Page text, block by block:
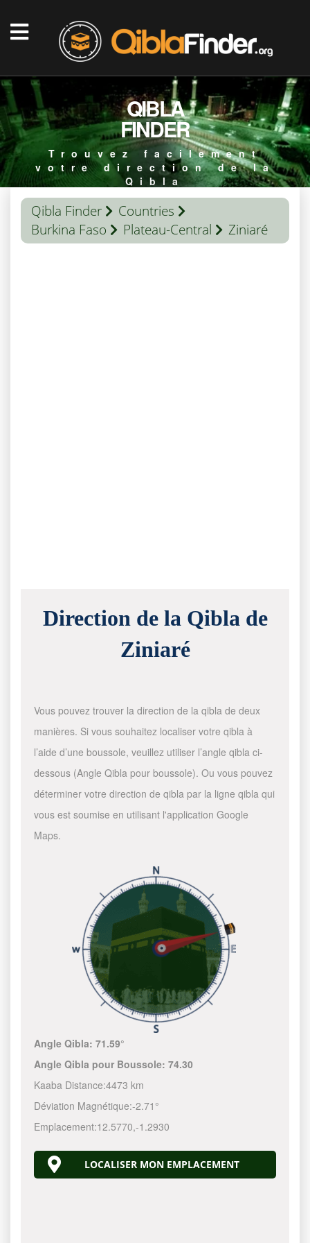
QIBLA
FINDER
Trouvez facilement
votre direction de la
Qibla
Qibla Finder
Countries
Burkina Faso
Plateau-Central Ziniaré
Direction de la Qibla de
Ziniaré
Vous pouvez trouver la direction de la qibla de deux
manières. Si vous souhaitez localiser votre qibla à
l’aide d’une boussole, veuillez utiliser l’angle qibla ci-
dessous (Angle Qibla pour boussole). Ou vous pouvez
déterminer votre direction de qibla par la ligne qibla qui
vous est soumise en utilisant l'application Google
Maps.
Angle Qibla:71.59°
Angle Qibla pour Boussole:74.30
Kaaba Distance:4473 km
Déviation Magnétique:-2.71°
Emplacement:12.5770,-1.2930
LOCALISER MON EMPLACEMENT